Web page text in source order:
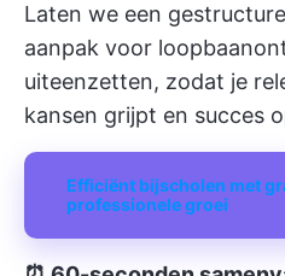
Laten we een
aanpak voor
uiteenzetten, zodat je
kansen grijpt en succes
Efficiënt bijscholen met
professionele groei